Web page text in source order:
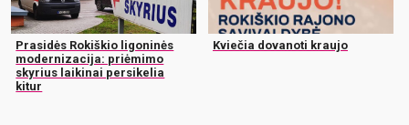
Prasidės Rokiškio ligoninės
modernizacija: priėmimo
skyrius laikinai persikelia
kitur
Kviečia dovanoti kraujo